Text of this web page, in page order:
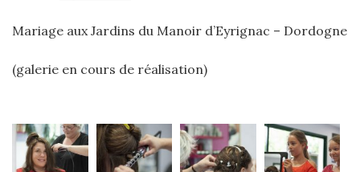
Mariage aux Jardins du Manoir d’Eyrignac – Dordogne
(galerie en cours de réalisation)